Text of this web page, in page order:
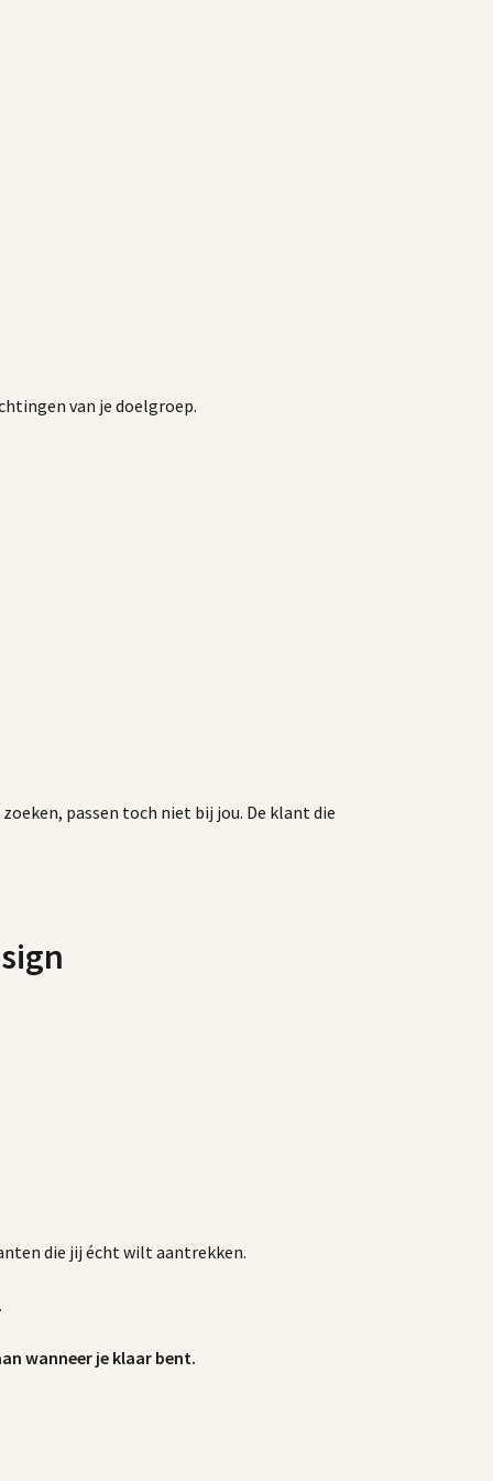
van je doelgroep.
passen toch niet bij jou. De klant die
die jij écht wilt aantrekken.
wanneer je klaar bent.